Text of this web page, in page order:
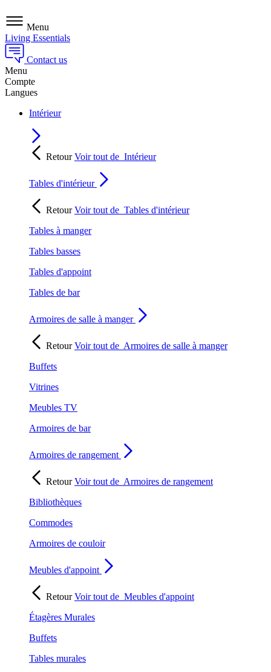
Menu
Living Essentials
Contact us
Menu
Compte
Langues
Intérieur
RetourVoir tout de Intérieur
Tables d'intérieur
RetourVoir tout de Tables d'intérieur
Tables à manger
Tables basses
Tables d'appoint
Tables de bar
Armoires de salle à manger
RetourVoir tout de Armoires de salle à manger
Buffets
Vitrines
Meubles TV
Armoires de bar
Armoires de rangement
RetourVoir tout de Armoires de rangement
Bibliothèques
Commodes
Armoires de couloir
Meubles d'appoint
RetourVoir tout de Meubles d'appoint
Étagères Murales
Buffets
Tables murales